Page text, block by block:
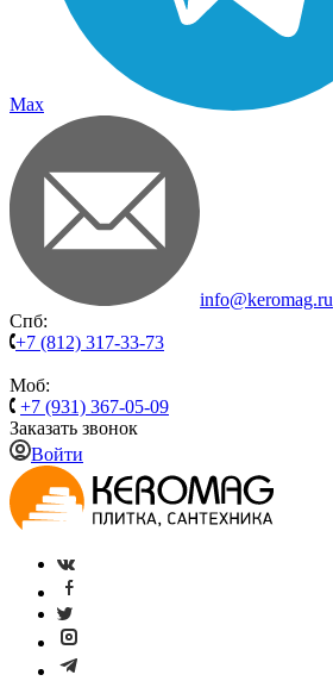
Max
info@keromag.ru
Спб:
+7 (812) 317-33-73
Моб:
+7 (931) 367-05-09
Заказать звонок
Войти